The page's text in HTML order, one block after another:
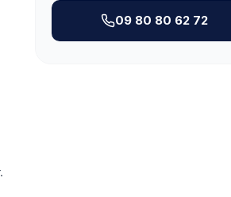
09 80 80 62 72